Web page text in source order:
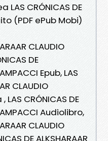
CRÓNICAS DE
(PDF ePub Mobi)
CLAUDIO
DE
Epub, LAS
CLAUDIO
CRÓNICAS DE
Audiolibro,
CLAUDIO
DE ALKSHARAAR